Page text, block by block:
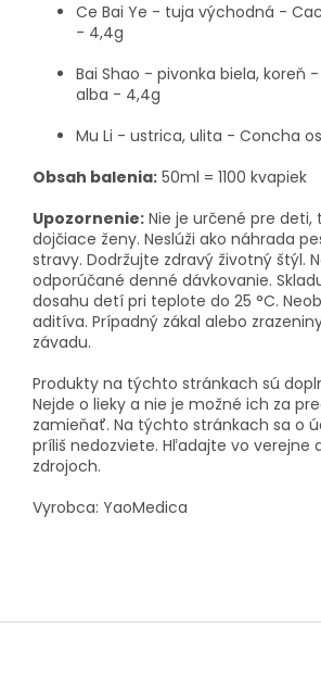
Ce Bai Ye - tuja východná -
- 4,4g
Bai Shao - pivonka biela, koreň
alba - 4,4g
Mu Li - ustrica, ulita - Concha
Obsah balenia: 50ml = 1100 kvapiek
Upozornenie: Nie je určené pre deti,
dojčiace ženy. Neslúži ako náhrada
stravy. Dodržujte zdravý životný štýl.
odporúčané denné dávkovanie.
dosahu detí pri teplote do 25 °C.
aditíva. Prípadný zákal alebo
závadu.
Produkty na týchto stránkach sú
Nejde o lieky a nie je možné ich za
zamieňať. Na týchto stránkach sa o
príliš nedozviete. Hľadajte vo verejne
zdrojoch.
Vyrobca: YaoMedica